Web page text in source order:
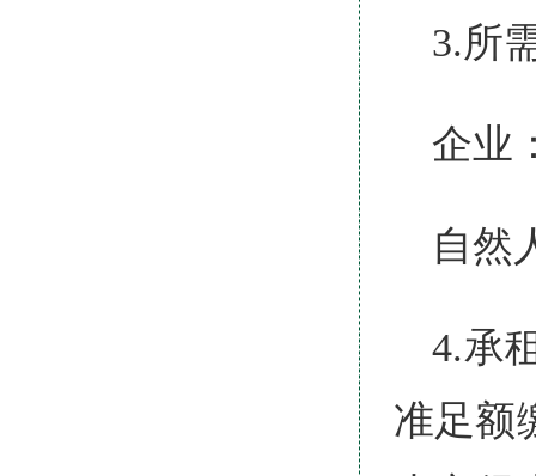
3.所
企业
自然
4.承
准足额